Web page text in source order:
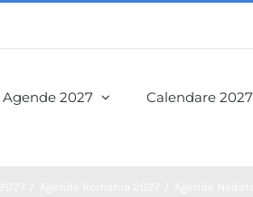
Agende 2027 Calendare 2027